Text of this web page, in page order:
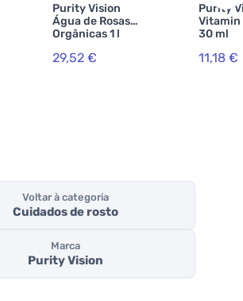
Purity Vision
Água de Rosas
Orgânicas 1 l
29,52 €
Purity
Vitamin
30 ml
11,18 €
Voltar à categoria
Cuidados de rosto
Marca
Purity Vision